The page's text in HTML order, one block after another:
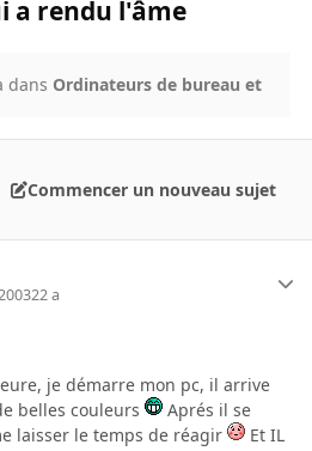
a rendu l'âme
dans Ordinateurs de bureau et
Commencer un nouveau sujet
22 a
je démarre mon pc, il arrive
belles couleurs
Aprés il se
laisser le temps de réagir
Et IL